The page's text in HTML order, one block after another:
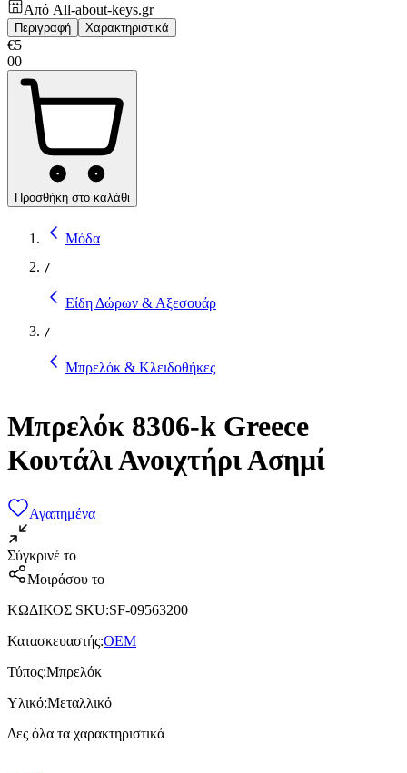
Από All-about-keys.gr
Περιγραφή Χαρακτηριστικά
€5
00
Προσθήκη στο καλάθι
Μόδα
/
Είδη Δώρων & Αξεσουάρ
/
Μπρελόκ & Κλειδοθήκες
Μπρελόκ 8306-k Greece
Κουτάλι Ανοιχτήρι Ασημί
Αγαπημένα
Σύγκρινέ το
Μοιράσου το
ΚΩΔΙΚΟΣ SKU:SF-09563200
Κατασκευαστής:OEM
Τύπος:Μπρελόκ
Υλικό:Μεταλλικό
Δες όλα τα χαρακτηριστικά